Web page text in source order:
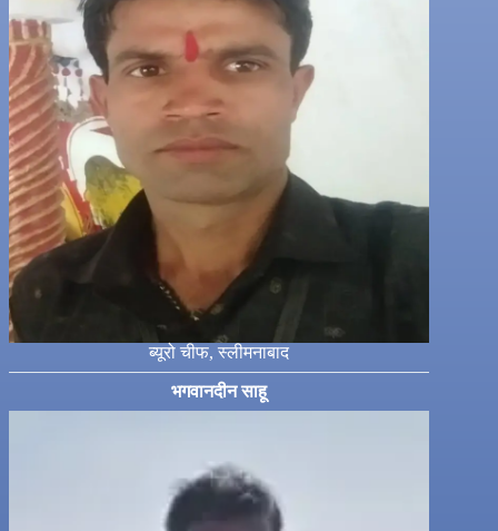
ब्यूरो चीफ, स्लीमनाबाद
भगवानदीन साहू